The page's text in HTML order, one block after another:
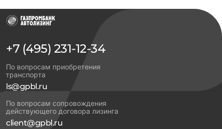
+7 (495) 231-12-34
По вопросам приобретения
транспорта
ls@gpbl.ru
По вопросам сопровождения
действующего договора лизинга
client@gpbl.ru